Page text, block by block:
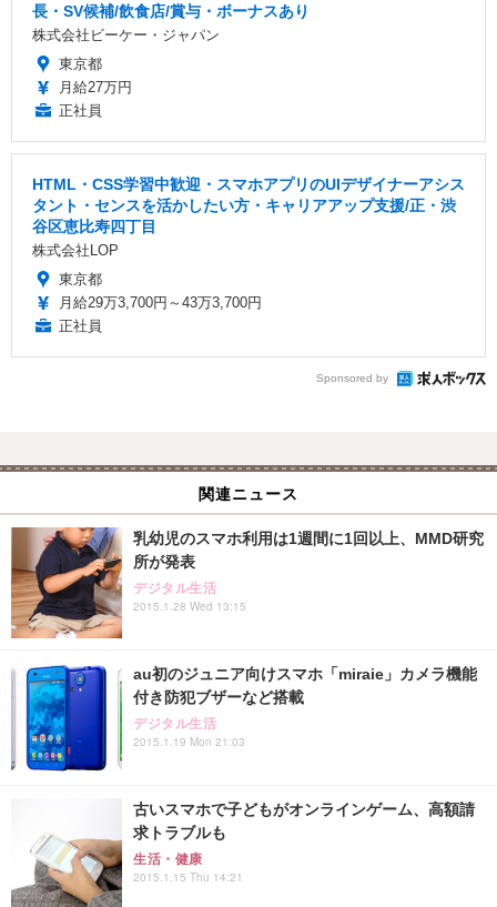
長・SV候補/飲食店/賞与・ボーナスあり
株式会社ビーケー・ジャパン
東京都
月給27万円
正社員
HTML・CSS学習中歓迎・スマホアプリのUIデザイナーアシス
タント・センスを活かしたい方・キャリアアップ支援/正・渋
谷区恵比寿四丁目
株式会社LOP
東京都
月給29万3,700円～43万3,700円
正社員
Sponsored by
関連ニュース
乳幼児のスマホ利用は1週間に1回以上、MMD研究
所が発表
デジタル生活
2015.1.28 Wed 13:15
au初のジュニア向けスマホ「miraie」カメラ機能
付き防犯ブザーなど搭載
デジタル生活
2015.1.19 Mon 21:03
古いスマホで子どもがオンラインゲーム、高額請
求トラブルも
生活・健康
2015.1.15 Thu 14:21